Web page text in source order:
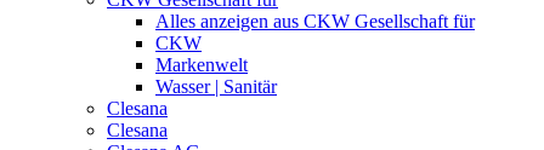
Alles anzeigen aus CKW Gesellschaft für
CKW
Markenwelt
Wasser | Sanitär
Clesana
Clesana